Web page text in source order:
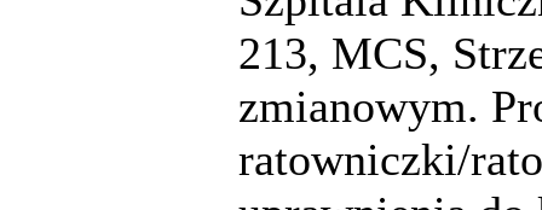
213, MCS,
zmianowym.
ratowniczki/